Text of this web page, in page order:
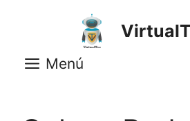
Menú